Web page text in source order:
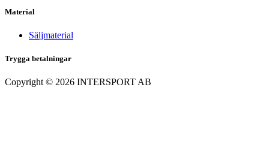
Material
Säljmaterial
Trygga betalningar
Copyright © 2026 INTERSPORT AB